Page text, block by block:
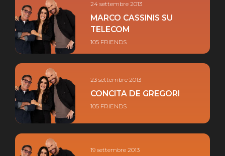
24 settembre 2013
MARCO CASSINIS SU
TELECOM
105 FRIENDS
23 settembre 2013
CONCITA DE GREGORI
105 FRIENDS
19 settembre 2013